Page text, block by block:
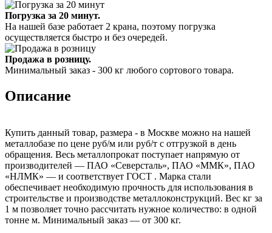
Погрузка за 20 минут.
На нашей базе работает 2 крана, поэтому погрузка
осуществляется быстро и без очередей.
Продажа в розницу.
Минимальный заказ - 300 кг любого сортового товара.
Описание
Купить данный товар, размера - в Москве можно на нашей
металлобазе по цене руб/м или руб/т с отгрузкой в день
обращения. Весь металлопрокат поступает напрямую от
производителей — ПАО «Северсталь», ПАО «ММК», ПАО
«НЛМК» — и соответствует ГОСТ . Марка стали
обеспечивает необходимую прочность для использования в
строительстве и производстве металлоконструкций. Вес кг за
1 м позволяет точно рассчитать нужное количество: в одной
тонне м. Минимальный заказ — от 300 кг.